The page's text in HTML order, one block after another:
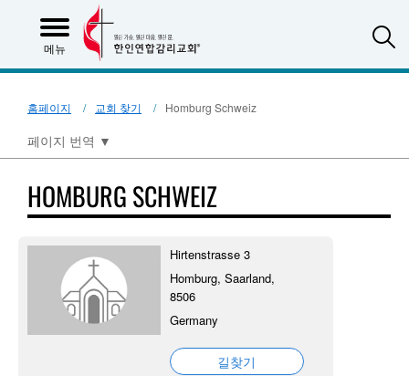
메뉴
홈페이지 교회 찾기 Homburg Schweiz
페이지 번역 ▼
HOMBURG SCHWEIZ
Hirtenstrasse 3
Homburg, Saarland,
8506
Germany
길찾기